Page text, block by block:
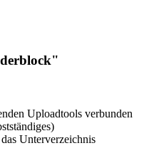
Uploadtools verbunden
Unterverzeichnis